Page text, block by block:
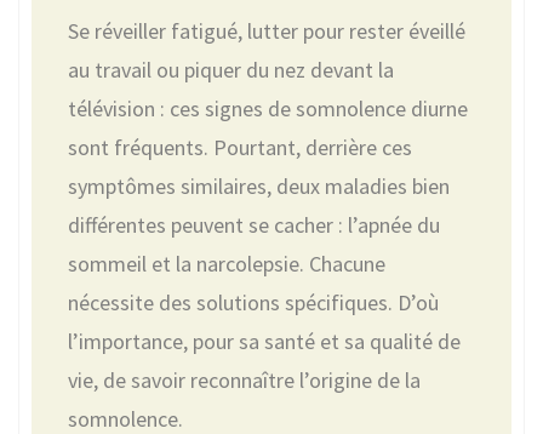
Se réveiller fatigué, lutter pour rester éveillé
au travail ou piquer du nez devant la
télévision : ces signes de somnolence diurne
sont fréquents. Pourtant, derrière ces
symptômes similaires, deux maladies bien
différentes peuvent se cacher : l’apnée du
sommeil et la narcolepsie. Chacune
nécessite des solutions spécifiques. D’où
l’importance, pour sa santé et sa qualité de
vie, de savoir reconnaître l’origine de la
somnolence.